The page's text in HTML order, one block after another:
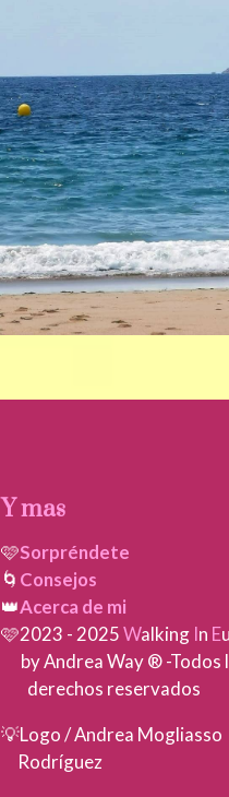
Y mas
🩷Sorpréndete
🌀 Consejos
👑Acerca de mi
🩷2023 - 2025Walking In E
by Andrea Way ® -
derechos reservados
💡Logo / Andrea
Rodríguez